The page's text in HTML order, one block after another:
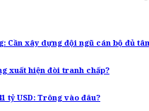
Cần xây dựng đội ngũ cán bộ đủ
xuất hiện đòi tranh chấp?
tỷ USD: Trông vào đâu?